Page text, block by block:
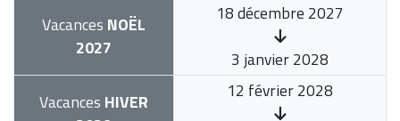
Vacances NOËL
2027
18 décembre 2027
3 janvier 2028
Vacances HIVER
12 février 2028